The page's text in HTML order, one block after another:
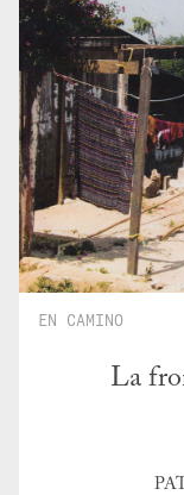
EN CAMINO
La